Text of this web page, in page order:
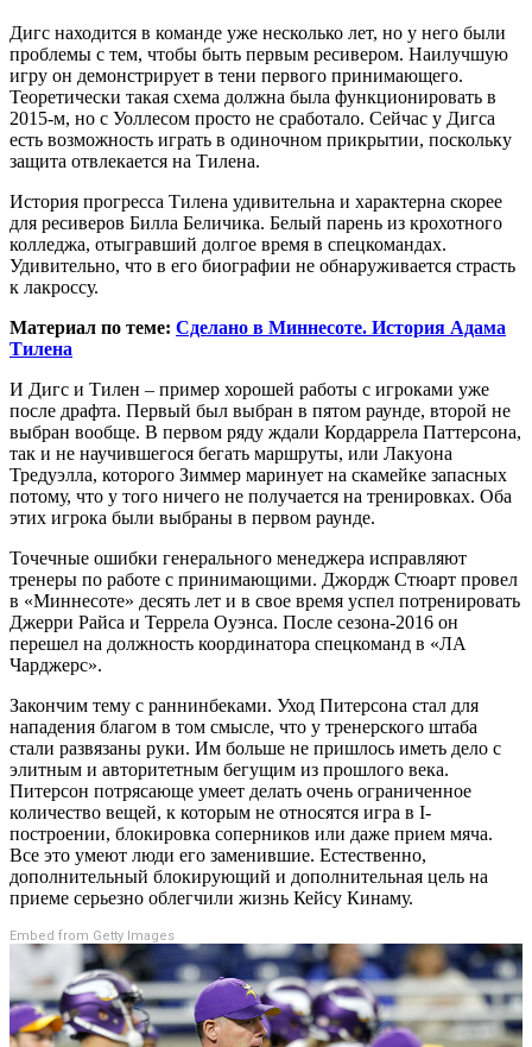
Дигс находится в команде уже несколько лет, но у него были
проблемы с тем, чтобы быть первым ресивером. Наилучшую
игру он демонстрирует в тени первого принимающего.
Теоретически такая схема должна была функционировать в
2015-м, но с Уоллесом просто не сработало. Сейчас у Дигса
есть возможность играть в одиночном прикрытии, поскольку
защита отвлекается на Тилена.
История прогресса Тилена удивительна и характерна скорее
для ресиверов Билла Беличика. Белый парень из крохотного
колледжа, отыгравший долгое время в спецкомандах.
Удивительно, что в его биографии не обнаруживается страсть
к лакроссу.
Материал по теме: Сделано в Миннесоте. История Адама
Тилена
И Дигс и Тилен – пример хорошей работы с игроками уже
после драфта. Первый был выбран в пятом раунде, второй не
выбран вообще. В первом ряду ждали Кордаррела Паттерсона,
так и не научившегося бегать маршруты, или Лакуона
Тредуэлла, которого Зиммер маринует на скамейке запасных
потому, что у того ничего не получается на тренировках. Оба
этих игрока были выбраны в первом раунде.
Точечные ошибки генерального менеджера исправляют
тренеры по работе с принимающими. Джордж Стюарт провел
в «Миннесоте» десять лет и в свое время успел потренировать
Джерри Райса и Террела Оуэнса. После сезона-2016 он
перешел на должность координатора спецкоманд в «ЛА
Чарджерс».
Закончим тему с раннинбеками. Уход Питерсона стал для
нападения благом в том смысле, что у тренерского штаба
стали развязаны руки. Им больше не пришлось иметь дело с
элитным и авторитетным бегущим из прошлого века.
Питерсон потрясающе умеет делать очень ограниченное
количество вещей, к которым не относятся игра в I-
построении, блокировка соперников или даже прием мяча.
Все это умеют люди его заменившие. Естественно,
дополнительный блокирующий и дополнительная цель на
приеме серьезно облегчили жизнь Кейсу Кинаму.
Embed from Getty Images